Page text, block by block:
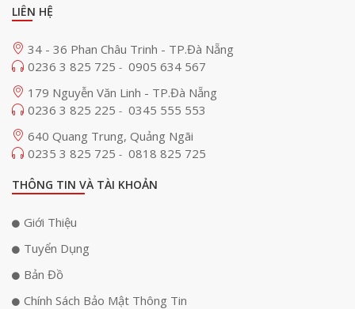
LIÊN HỆ
34 - 36 Phan Châu Trinh - TP.Đà Nẵng
0236 3 825 725 - 0905 634 567
179 Nguyễn Văn Linh - TP.Đà Nẵng
0236 3 825 225 - 0345 555 553
640 Quang Trung, Quảng Ngãi
0235 3 825 725 - 0818 825 725
THÔNG TIN VÀ TÀI KHOẢN
Giới Thiệu
Tuyển Dụng
Bản Đồ
Chính Sách Bảo Mật Thông Tin